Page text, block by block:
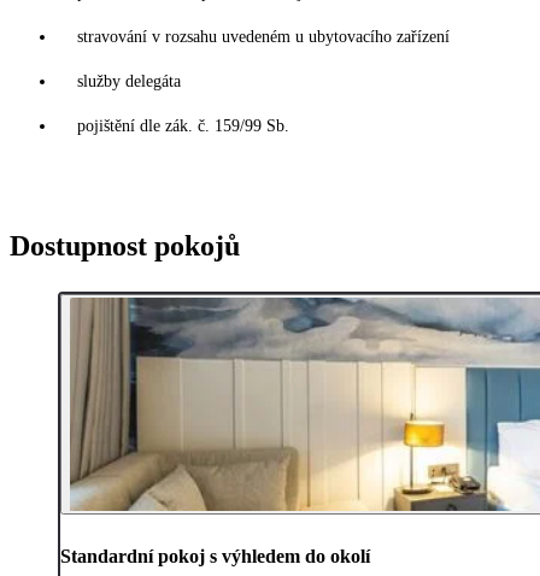
stravování v rozsahu uvedeném u ubytovacího zařízení
služby delegáta
pojištění dle zák. č. 159/99 Sb.
Dostupnost pokojů
Standardní pokoj s výhledem do okolí